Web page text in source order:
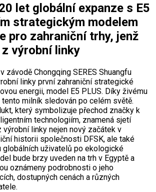
let globální expanze s E5
strategickým modelem
pro zahraniční trhy, jenž
výrobní linky
závodě Chongqing SERES Shuangfu
linky první zahraniční strategické
energii, model E5 PLUS. Díky živému
milník sledován po celém světě.
který symbolizuje přechod značky k
technologiím, znamená sjetí
výrobní linky nejen nový začátek v
historii společnosti DFSK, ale také
globálních uživatelů po ekologické
bude brzy uveden na trh v Egyptě a
oznámeny podrobnosti o jeho
dostupných cenách a různých